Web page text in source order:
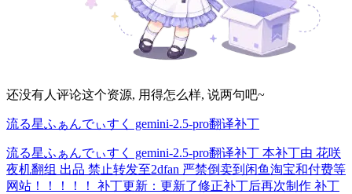
还没有人评论这个资源, 用得怎么样, 说两句吧~
流る星ふぁんでぃすく gemini-2.5-pro翻译补丁
流る星ふぁんでぃすく gemini-2.5-pro翻译补丁 本补丁由 花咲
夜机翻组 出品 禁止转发至2dfan 严禁倒卖到闲鱼淘宝和付费等
网站！！！！！ 补丁更新：更新了修正补丁后再次制作 补丁